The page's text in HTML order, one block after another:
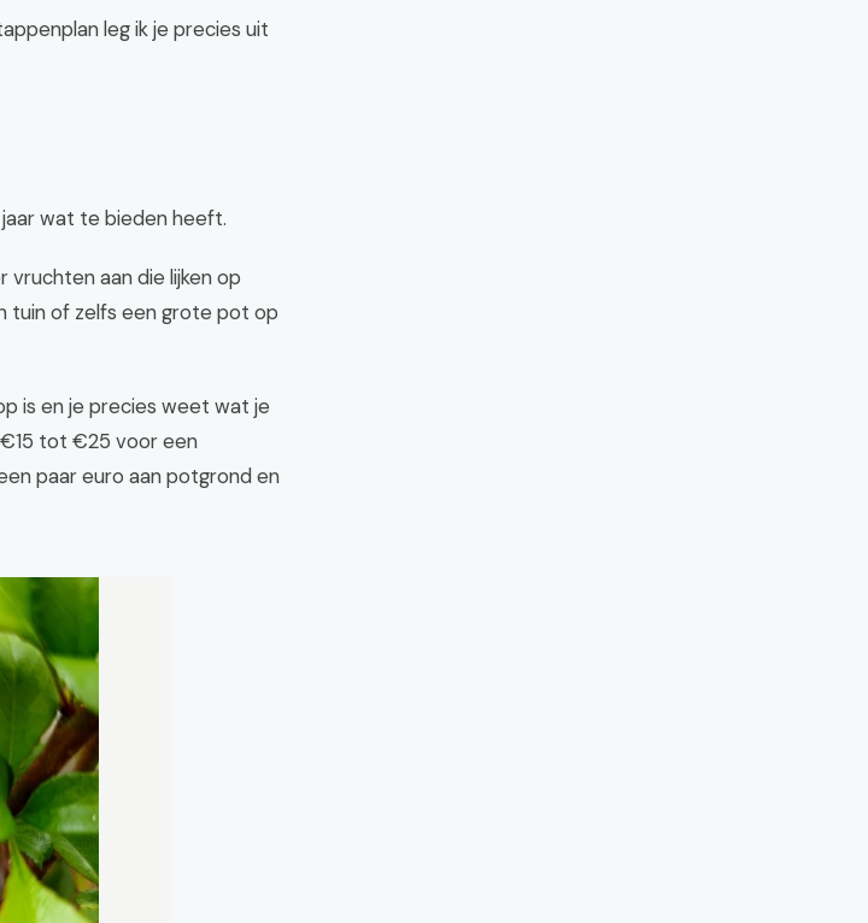
leg ik je precies uit
wat te bieden heeft.
vruchten aan die lijken op
tuin of zelfs een grote pot op
is en je precies weet wat je
tot €25 voor een
paar euro aan potgrond en